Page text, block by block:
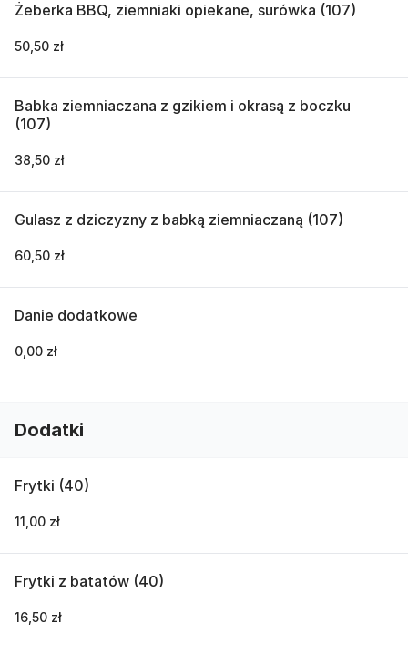
Żeberka BBQ, ziemniaki opiekane, surówka (107)
50,50 zł
Babka ziemniaczana z gzikiem i okrasą z boczku
(107)
38,50 zł
Gulasz z dziczyzny z babką ziemniaczaną (107)
60,50 zł
Danie dodatkowe
0,00 zł
Dodatki
Frytki (40)
11,00 zł
Frytki z batatów (40)
16,50 zł